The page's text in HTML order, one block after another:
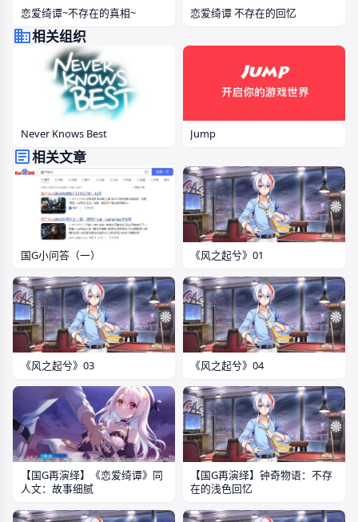
恋爱绮谭~不存在的真相~ 恋爱绮谭 不存在的回忆
相关组织
Never Knows Best Jump
相关文章
国G小问答（一） 《风之起兮》01
《风之起兮》03 《风之起兮》04
【国G再演绎】《恋爱绮谭》同
人文：故事细腻
【国G再演绎】钟奇物语：不存
在的浅色回忆